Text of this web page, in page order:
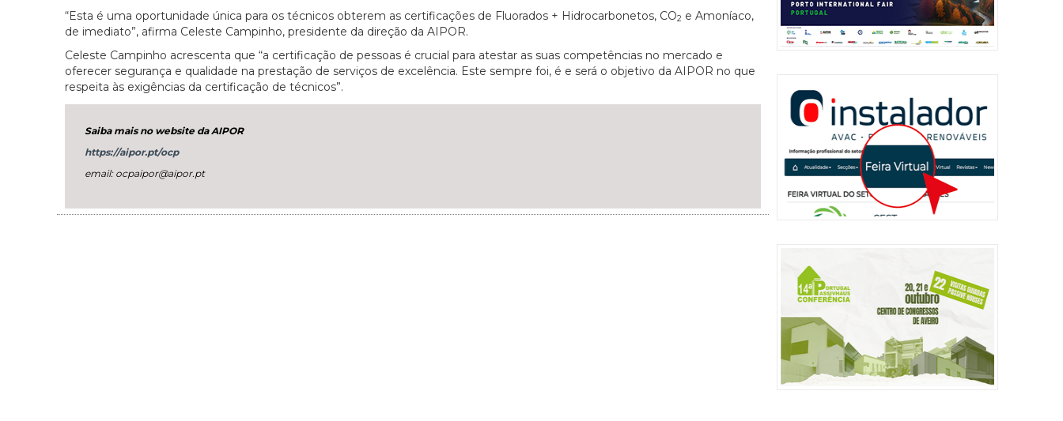
“Esta é uma oportunidade única para os técnicos obterem as certificações de Fluorados + Hidrocarbonetos, CO2 e Amoníaco,
de imediato”, afirma Celeste Campinho, presidente da direção da AIPOR.
Celeste Campinho acrescenta que “a certificação de pessoas é crucial para atestar as suas competências no mercado e
oferecer segurança e qualidade na prestação de serviços de excelência. Este sempre foi, é e será o objetivo da AIPOR no que
respeita às exigências da certificação de técnicos”.
Saiba mais no website da AIPOR
https://aipor.pt/ocp
email: ocpaipor@aipor.pt